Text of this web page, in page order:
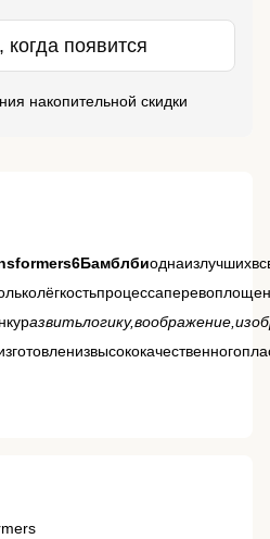
появится
накопительной скидки
Бамблби
азвить